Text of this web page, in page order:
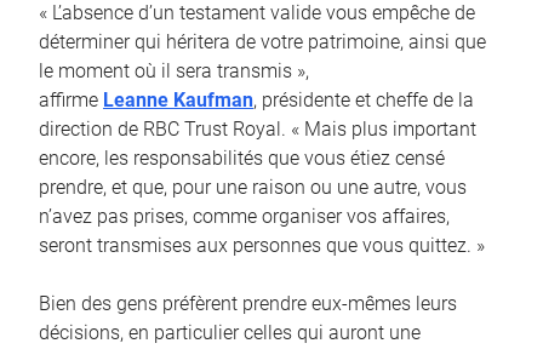
« L’absence d’un testament valide vous empêche de
déterminer qui héritera de votre patrimoine, ainsi que
le moment où il sera transmis »,
affirme Leanne Kaufman, présidente et cheffe de la
direction de RBC Trust Royal. « Mais plus important
encore, les responsabilités que vous étiez censé
prendre, et que, pour une raison ou une autre, vous
n’avez pas prises, comme organiser vos affaires,
seront transmises aux personnes que vous quittez. »
Bien des gens préfèrent prendre eux-mêmes leurs
décisions, en particulier celles qui auront une